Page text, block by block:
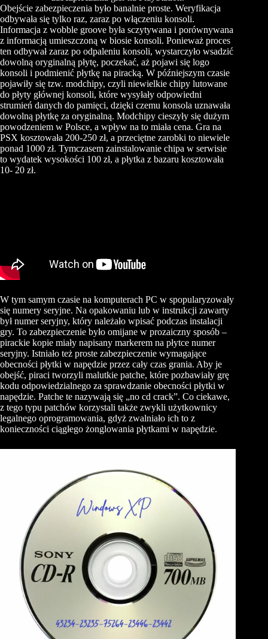
Obejście zabezpieczenia było banalnie proste. Weryfikacja
odbywała się tylko raz, zaraz po włączeniu konsoli.
Informacja z wobble groove była sczytywana i porównywana
z informacją umieszczoną w biosie konsoli. Ponieważ proces
ten odbywał zaraz po odpaleniu konsoli, wystarczyło wsadzić
dowolną oryginalną płytę, poczekać, aż pojawi się logo
konsoli i podmienić płytkę na piracką. W późniejszym czasie
pojawiły się tzw. modchipy, czyli niewielkie chipy lutowane
do płyty głównej konsoli, które wysyłały odpowiedni
strumień danych do pamięci, dzięki czemu konsola uznawała
dowolną płytkę za oryginalną. Modchipy cieszyły się dużym
powodzeniem w Polsce, a wpływ na to miała cena. Gra na
PSX kosztowała 200-250 zł, a przeciętne zarobki to niewiele
ponad 1000 zł. Tymczasem zainstalowanie chipa w serwisie
to wydatek wysokości 100 zł, a płytka z bazaru kosztowała
10- 20 zł.
W tym samym czasie na komputerach PC w spopularyzowały
się numery seryjne. Na opakowaniu lub w instrukcji zawarty
był numer seryjny, który należało wpisać podczas instalacji
gry. To zabezpieczenie było omijane w prozaiczny sposób –
pirackie kopie miały napisany markerem na płytce numer
seryjny. Istniało też proste zabezpieczenie wymagające
obecności płytki w napędzie przez cały czas grania. Aby je
obejść, piraci tworzyli malutkie patche, które pozbawiały grę
kodu odpowiedzialnego za sprawdzanie obecności płytki w
napędzie. Patche te nazywają się „no cd crack”. Co ciekawe,
z tego typu patchów korzystali także zwykli użytkownicy
legalnego oprogramowania, gdyż zwalniało ich to z
konieczności ciągłego żonglowania płytkami w napędzie.